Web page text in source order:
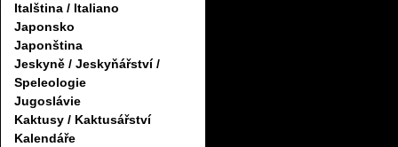
Italština / Italiano
Japonsko
Japonština
Jeskyně / Jeskyňářství /
Speleologie
Jugoslávie
Kaktusy / Kaktusářství
Kalendáře